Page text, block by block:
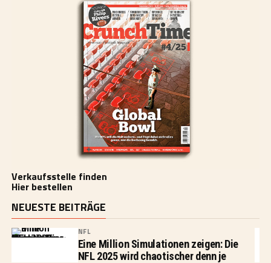
Verkaufsstelle finden
Hier bestellen
NEUESTE BEITRÄGE
NFL
Eine Million Simulationen zeigen: Die
NFL 2025 wird chaotischer denn je